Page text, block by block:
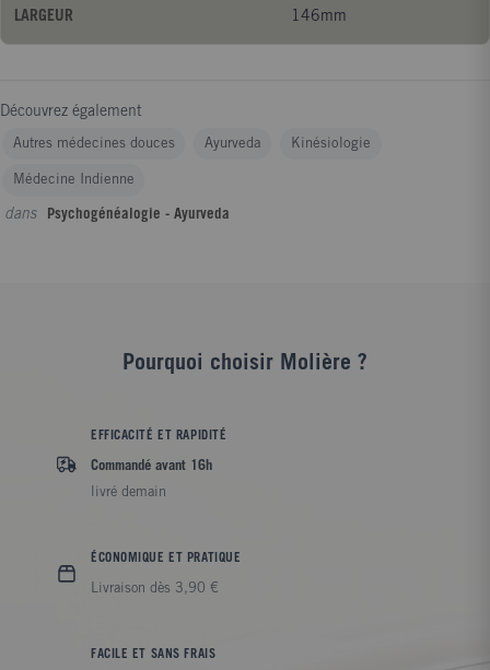
LARGEUR 146mm
Découvrez également
Autres médecines douces Ayurveda Kinésiologie
Médecine Indienne
dans Psychogénéalogie - Ayurveda
Pourquoi choisir Molière ?
EFFICACITÉ ET RAPIDITÉ
Commandé avant 16h
livré demain
ÉCONOMIQUE ET PRATIQUE
Livraison dès 3,90 €
FACILE ET SANS FRAIS